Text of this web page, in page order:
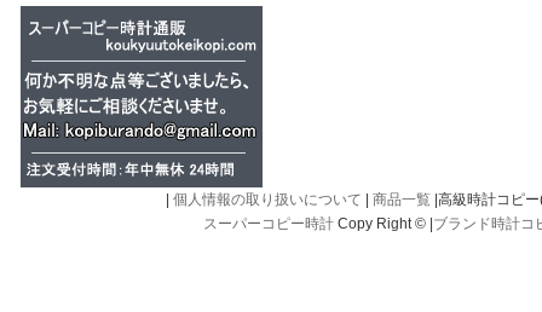
個人情報の取り扱いについて 商品一覧 |高級時計コピ
スーパーコピー時計Copy Right © | ブランド時計コ